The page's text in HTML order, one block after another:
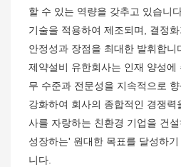
할 수 있는 역량을 갖추고 있습니
기술을 적용하여 제조되며, 결정
안정성과 장점을 최대한 발휘합
제약설비 유한회사는 인재 양성에
무 수준과 전문성을 지속적으로
강화하여 회사의 종합적인 경쟁력
사를 자랑하는 친환경 기업을 건
성장하는' 원대한 목표를 달성하
니다.